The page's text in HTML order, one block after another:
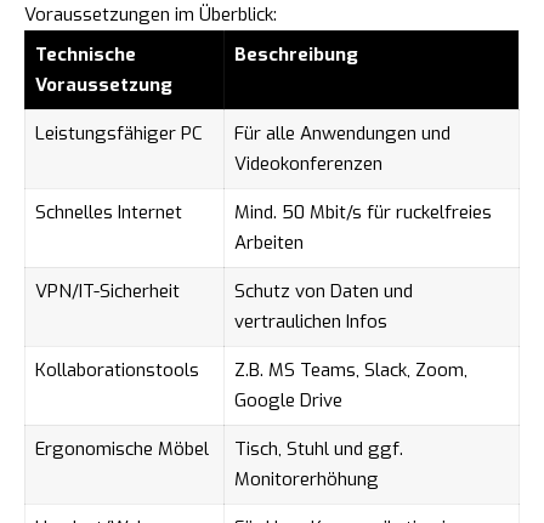
Voraussetzungen im Überblick:
Technische
Voraussetzung
Beschreibung
Leistungsfähiger PC
Für alle Anwendungen und
Videokonferenzen
Schnelles Internet
Mind. 50 Mbit/s für ruckelfreies
Arbeiten
VPN/IT-Sicherheit
Schutz von Daten und
vertraulichen Infos
Kollaborationstools
Z.B. MS Teams, Slack, Zoom,
Google Drive
Ergonomische Möbel
Tisch, Stuhl und ggf.
Monitorerhöhung